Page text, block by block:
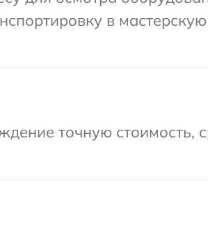
в
точную стоимость,